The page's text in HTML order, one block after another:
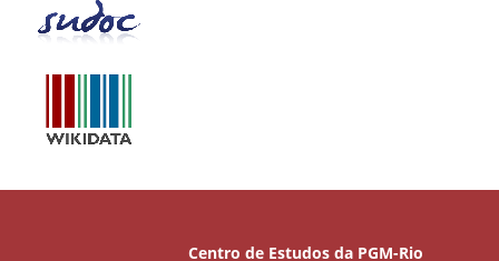
Centro de Estudos da PGM-Rio